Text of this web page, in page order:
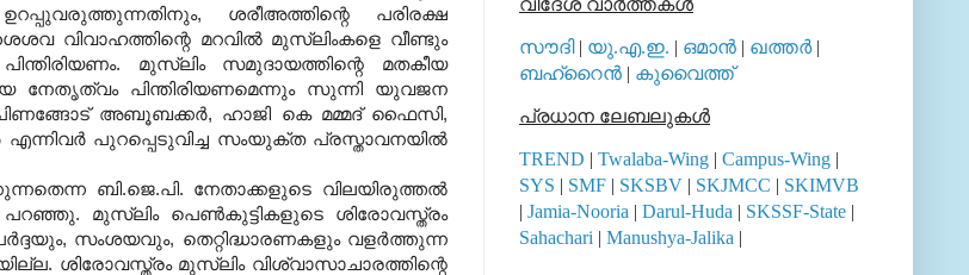
, ശരീഅത്തിന്റെ പരിരക്ഷ
വിവാഹത്തിന്റെ മറവില്‍ മുസ്‌ലിംകളെ വീണ്ടും
. മുസ്‌ലിം സമുദായത്തിന്റെ മതകീയ
നേതൃത്വം പിന്തിരിയണമെന്നും സുന്നി യുവജന
അബൂബക്കര്‍, ഹാജി കെ മമ്മദ് ഫൈസി,
പുറപ്പെടുവിച്ച സംയുക്ത പ്രസ്താവനയില്‍
ബി.ജെ.പി. നേതാക്കളുടെ വിലയിരുത്തല്‍
പറഞ്ഞു. മുസ്‌ലിം പെണ്‍കുട്ടികളുടെ ശിരോവസ്ത്രം
, സംശയവും, തെറ്റിദ്ധാരണകളും വളര്‍ത്തുന്ന
. ശിരോവസ്ത്രം മുസ്‌ലിം വിശ്വാസാചാരത്തിന്റെ
സൗദി| യു.എ.ഇ. | ഒമാന്‍ | ഖത്തര്‍|
ബഹ്റൈന്‍ | കുവൈത്ത്
പ്രധാന ലേബലുകള്‍
TREND | Twalaba-Wing | Campus-Wing |
SYS | SMF | SKSBV | SKJMCC | SKIMVB
| Jamia-Nooria | Darul-Huda | SKSSF-State |
Sahachari | Manushya-Jalika |